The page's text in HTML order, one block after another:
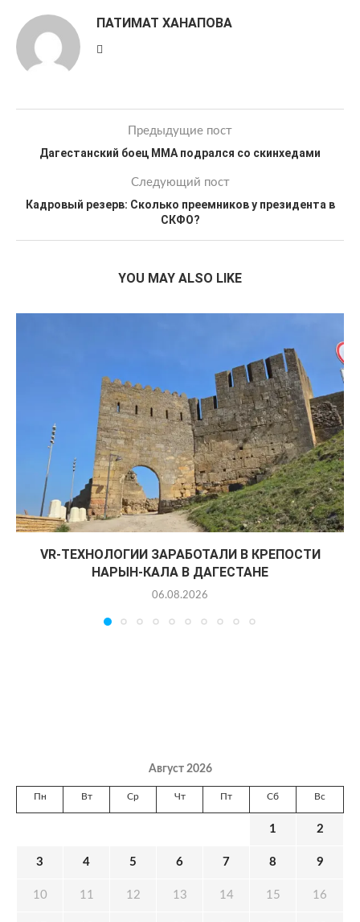
ПАТИМАТ ХАНАПОВА
Предыдущие пост
Дагестанский боец ММА подрался со скинхедами
Следующий пост
Кадровый резерв: Сколько прeемников у президента в
СКФО?
YOU MAY ALSO LIKE
VR-ТЕХНОЛОГИИ ЗАРАБОТАЛИ В КРЕПОСТИ
НАРЫН-КАЛА В ДАГЕСТАНЕ
06.08.2026
Август 2026
Пн Вт Ср Чт Пт Сб Вс
1 2
3 4 5 6 7 8 9
10 11 12 13 14 15 16